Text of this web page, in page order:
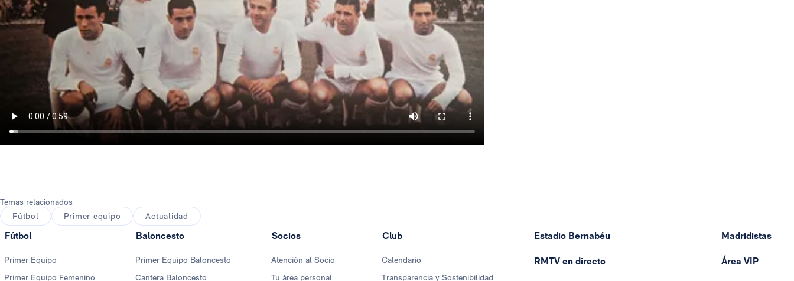
Temas relacionados
Fútbol
Primer equipo Actualidad
Fútbol
Primer Equipo
Primer Equipo Femenino
Baloncesto
Primer Equipo Baloncesto
Cantera Baloncesto
Socios
Atención al Socio
Tu área personal
Club
Calendario
Transparencia y Sostenibilidad
Estadio Bernabéu
RMTV en directo
Madridistas
Área VIP